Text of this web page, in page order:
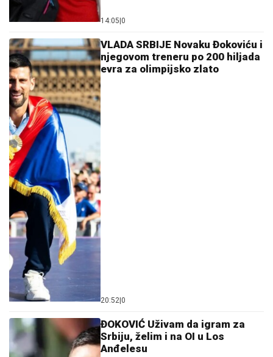
14:05 0
VLADA SRBIJE Novaku Đokoviću i
njegovom treneru po 200 hiljada
evra za olimpijsko zlato
20:52 0
ĐOKOVIĆ Uživam da igram za
Srbiju, želim i na OI u Los
Anđelesu